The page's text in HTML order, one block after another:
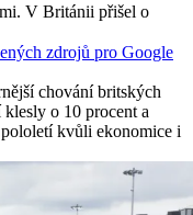
V Británii přišel o
zdrojů pro Google
chování britských
o 10 procent a
kvůli ekonomice i